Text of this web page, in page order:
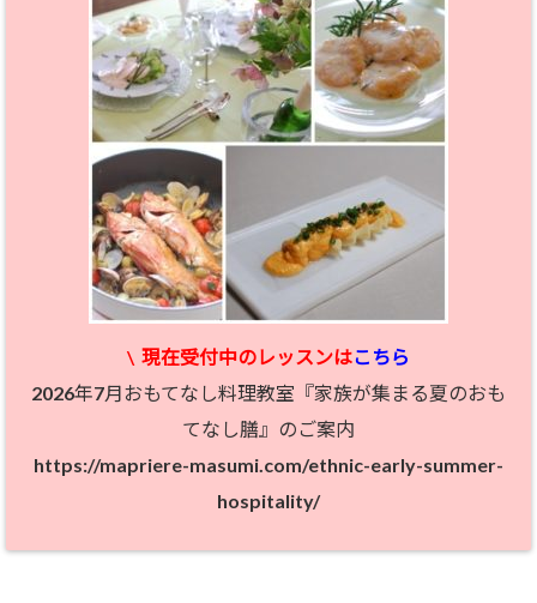
\ 現在受付中のレッスンはこちら
2026年7月おもてなし料理教室『家族が集まる夏のおも
てなし膳』のご案内
https://mapriere-masumi.com/ethnic-early-summer-
hospitality/